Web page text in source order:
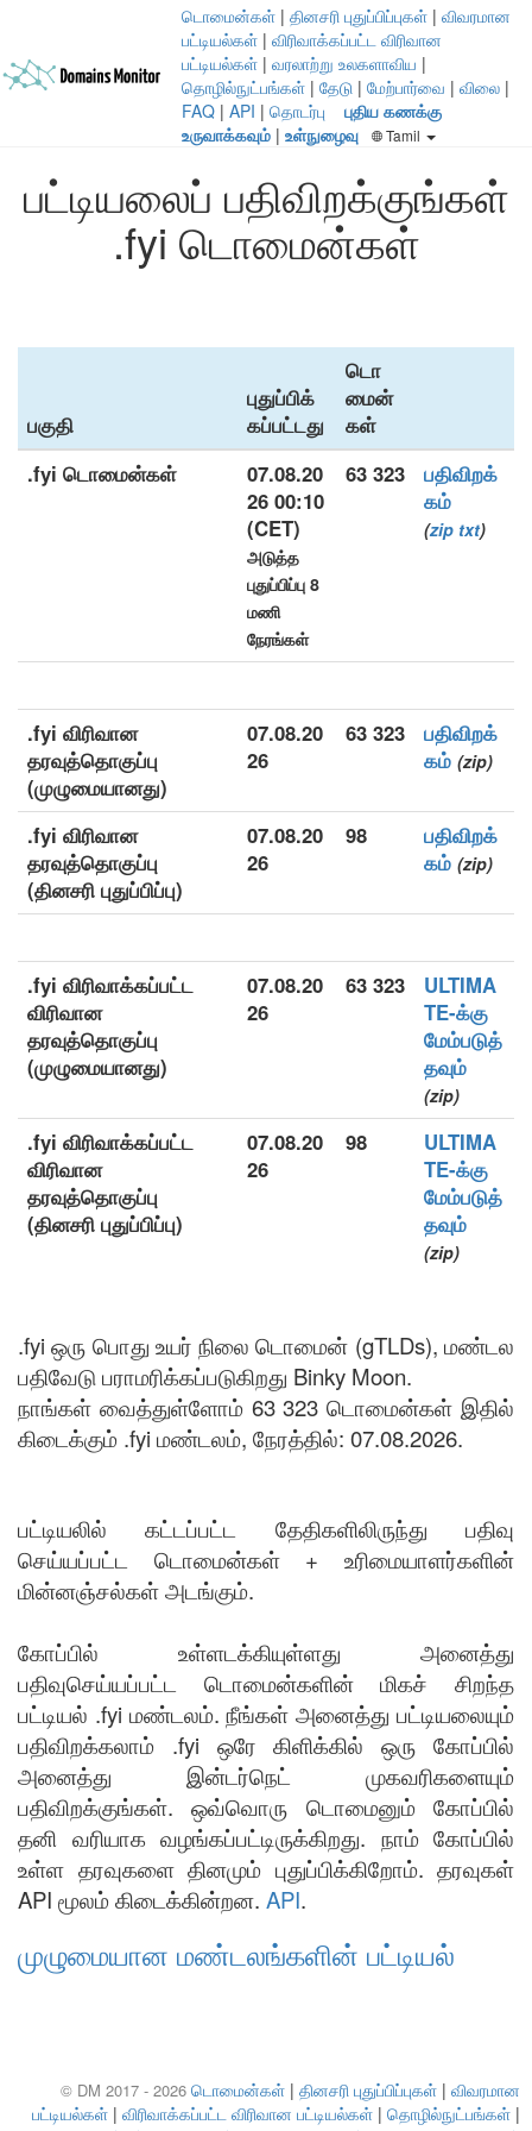
டொமைன்கள் | தினசரி புதுப்பிப்புகள் | விவரமான
பட்டியல்கள் | விரிவாக்கப்பட்ட விரிவான
பட்டியல்கள் | வரலாற்று உலகளாவிய |
தொழில்நுட்பங்கள் | தேடு | மேற்பார்வை | விலை |
FAQ | API | தொடர்பு
புதிய கணக்கு
உருவாக்கவும் | உள்நுழைவு Tamil
பட்டியலைப் பதிவிறக்குங்கள்
.fyi டொமைன்கள்
பகுதி
புதுப்பிக்
கப்பட்டது
டொ
மைன்
கள்
.fyi டொமைன்கள்
07.08.20
26 00:10
(CET)
அடுத்த
புதுப்பிப்பு 8
மணி
நேரங்கள்
63 323
பதிவிறக்
கம்
(zip txt)
.fyi விரிவான
தரவுத்தொகுப்பு
(முழுமையானது)
07.08.20
26
63 323
பதிவிறக்
கம் (zip)
.fyi விரிவான
தரவுத்தொகுப்பு
(தினசரி புதுப்பிப்பு)
07.08.20
26
98
பதிவிறக்
கம் (zip)
.fyi விரிவாக்கப்பட்ட
விரிவான
தரவுத்தொகுப்பு
(முழுமையானது)
07.08.20
26
63 323
ULTIMA
TE-க்கு
மேம்படுத்
தவும்
(zip)
.fyi விரிவாக்கப்பட்ட
விரிவான
தரவுத்தொகுப்பு
(தினசரி புதுப்பிப்பு)
07.08.20
26
98
ULTIMA
TE-க்கு
மேம்படுத்
தவும்
(zip)
.fyi ஒரு பொது உயர் நிலை டொமைன் (gTLDs), மண்டல
பதிவேடு பராமரிக்கப்படுகிறது Binky Moon.
நாங்கள் வைத்துள்ளோம் 63 323 டொமைன்கள் இதில்
கிடைக்கும் .fyi மண்டலம், நேரத்தில்: 07.08.2026.
பட்டியலில் கட்டப்பட்ட தேதிகளிலிருந்து பதிவு
செய்யப்பட்ட டொமைன்கள் + உரிமையாளர்களின்
மின்னஞ்சல்கள் அடங்கும்.
கோப்பில் உள்ளடக்கியுள்ளது அனைத்து
பதிவுசெய்யப்பட்ட டொமைன்களின் மிகச் சிறந்த
பட்டியல் .fyi மண்டலம். நீங்கள் அனைத்து பட்டியலையும்
பதிவிறக்கலாம் .fyi ஒரே கிளிக்கில் ஒரு கோப்பில்
அனைத்து இன்டர்நெட் முகவரிகளையும்
பதிவிறக்குங்கள். ஒவ்வொரு டொமைனும் கோப்பில்
தனி வரியாக வழங்கப்பட்டிருக்கிறது. நாம் கோப்பில்
உள்ள தரவுகளை தினமும் புதுப்பிக்கிறோம். தரவுகள்
API மூலம் கிடைக்கின்றன. API.
முழுமையான மண்டலங்களின் பட்டியல்
© DM 2017 - 2026 டொமைன்கள் | தினசரி புதுப்பிப்புகள் | விவரமான
பட்டியல்கள் | விரிவாக்கப்பட்ட விரிவான பட்டியல்கள் | தொழில்நுட்பங்கள் |